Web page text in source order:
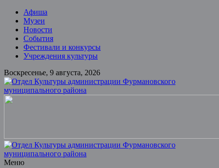
Skip
content
Афиша
Музеи
Новости
События
Фестивали и конкурсы
Учреждения культуры
Воскресенье, 9 августа, 2026
Фурмановского
муниципального
района
Меню